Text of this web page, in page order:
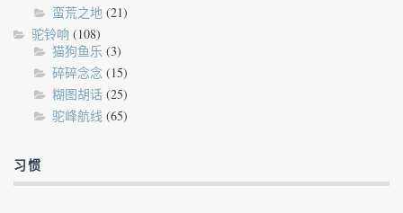
蛮荒之地 (21)
驼铃响 (108)
猫狗鱼乐 (3)
碎碎念念 (15)
糊图胡话 (25)
驼峰航线 (65)
习惯